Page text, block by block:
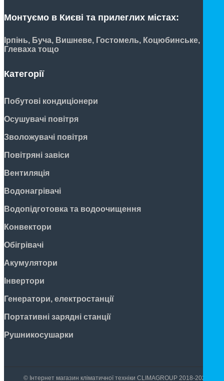
Монтуємо в Києві та прилеглих містах:
Ірпінь, Буча, Вишневе, Гостомель, Коцюбинське,
Глеваха тощо
Категорії
Побутові кондиціонери
Осушувачі повітря
Зволожувачі повітря
Повітряні завіси
Вентиляція
Водонагрівачі
Водопідготовка та водоочищення
Конвектори
Обігрівачі
Акумулятори
Інвертори
Генератори, електростанції
Портативні зарядні станції
Рушникосушарки
© Інтернет магазин кліматичної техніки CLIMAGROUP 2018-2026